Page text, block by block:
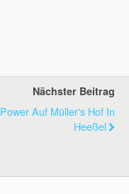
Nächster Beitrag
Power Auf Müller's Hof In
Heeßel